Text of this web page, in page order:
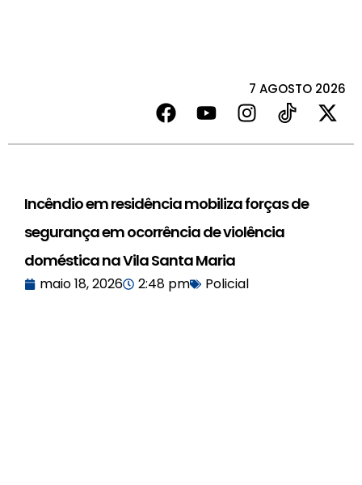
7 AGOSTO 2026
Incêndio em residência mobiliza forças de
segurança em ocorrência de violência
doméstica na Vila Santa Maria
maio 18, 2026 2:48 pm Policial